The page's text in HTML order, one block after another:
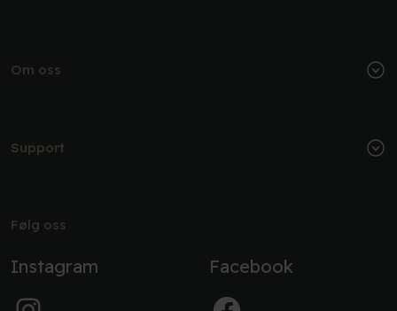
Om oss
Support
Følg oss
Instagram Facebook